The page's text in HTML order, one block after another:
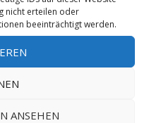
nicht erteilen oder
beeinträchtigt werden.
ANSEHEN